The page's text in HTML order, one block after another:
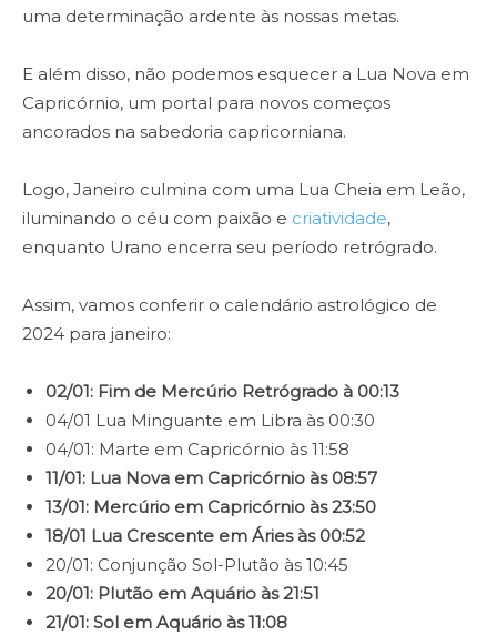
uma determinação ardente às nossas metas.
E além disso, não podemos esquecer a Lua Nova em
Capricórnio, um portal para novos começos
ancorados na sabedoria capricorniana.
Logo, Janeiro culmina com uma Lua Cheia em Leão,
iluminando o céu com paixão e criatividade,
enquanto Urano encerra seu período retrógrado.
Assim, vamos conferir o calendário astrológico de
2024 para janeiro:
02/01: Fim de Mercúrio Retrógrado à 00:13
04/01 Lua Minguante em Libra às 00:30
04/01: Marte em Capricórnio às 11:58
11/01: Lua Nova em Capricórnio às 08:57
13/01: Mercúrio em Capricórnio às 23:50
18/01 Lua Crescente em Áries às 00:52
20/01: Conjunção Sol-Plutão às 10:45
20/01: Plutão em Aquário às 21:51
21/01: Sol em Aquário às 11:08